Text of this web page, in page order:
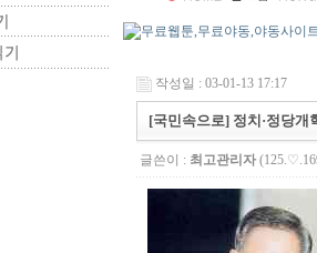
작성일 : 03-01-13 17:17
[국민속으로] 정치·정당개
글쓴이 : 최고관리자